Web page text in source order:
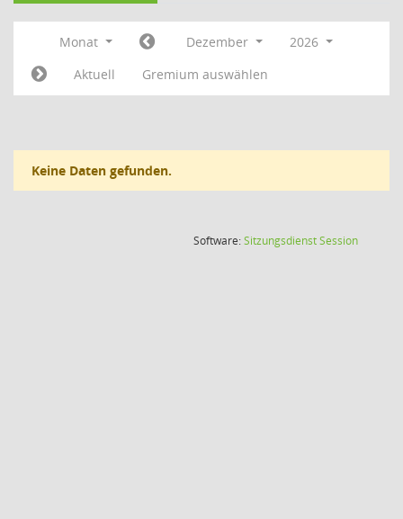
Monat Dezember
2026
Aktuell
Gremium auswählen
Keine Daten gefunden.
Software:SitzungsdienstSession(Wird in